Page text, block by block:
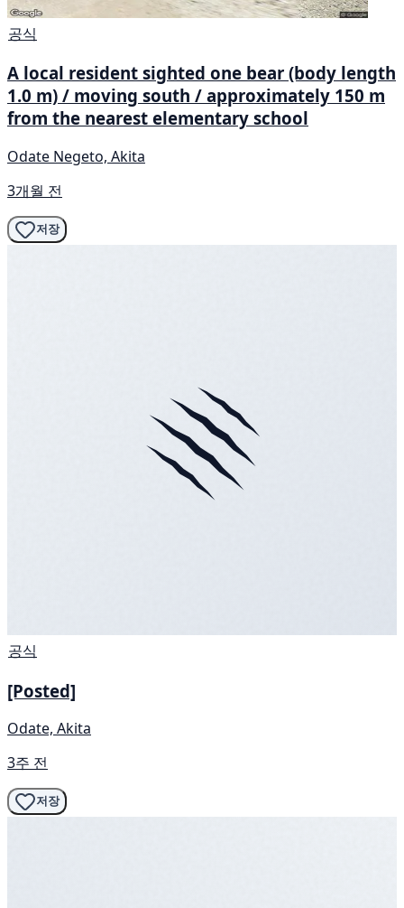
공식
A local resident sighted one bear (body length
1.0 m) / moving south / approximately 150 m
from the nearest elementary school
Odate Negeto, Akita
3개월 전
저장
공식
[Posted]
Odate, Akita
3주 전
저장